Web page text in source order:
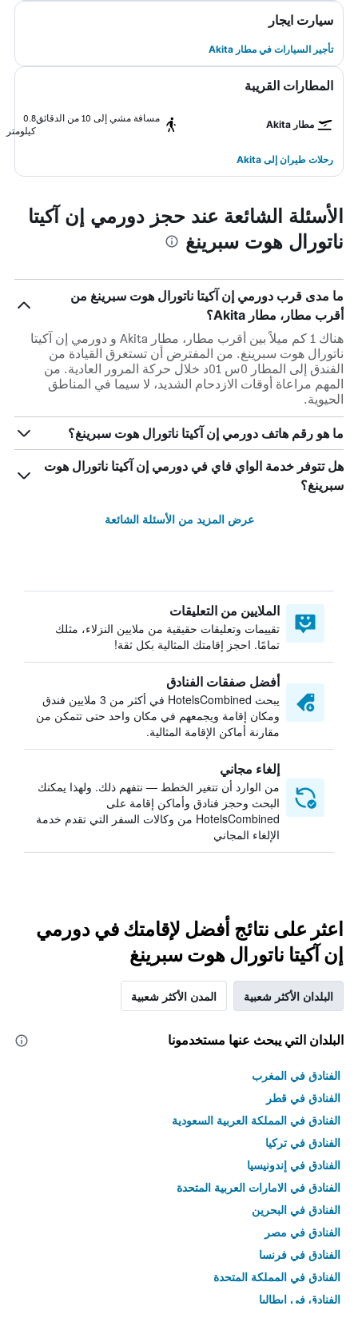
سيارت ايجار
تأجير السيارات في مطار Akita
المطارات القريبة
مطار Akita
مسافة مشي إلى 10 من الدقائق
0.8
كيلومتر
رحلات طيران إلى Akita
الأسئلة الشائعة عند حجز دورمي إن آكيتا
ناتورال هوت سبرينغ
ما مدى قرب دورمي إن آكيتا ناتورال هوت سبرينغ من
أقرب مطار، مطار Akita؟
هناك 1 كم ميلاً بين أقرب مطار، مطار Akita و دورمي إن آكيتا
ناتورال هوت سبرينغ. من المفترض أن تستغرق القيادة من
الفندق إلى المطار 0س 01د خلال حركة المرور العادية. من
المهم مراعاة أوقات الازدحام الشديد، لا سيما في المناطق
الحيوية.
ما هو رقم هاتف دورمي إن آكيتا ناتورال هوت سبرينغ؟
هل تتوفر خدمة الواي فاي في دورمي إن آكيتا ناتورال هوت
سبرينغ؟
عرض المزيد من الأسئلة الشائعة
الملايين من التعليقات
تقييمات وتعليقات حقيقية من ملايين النزلاء، مثلك
تمامًا. احجز إقامتك المثالية بكل ثقة!
أفضل صفقات الفنادق
يبحث HotelsCombined في أكثر من 3 ملايين فندق
ومكان إقامة ويجمعهم في مكان واحد حتى تتمكن من
مقارنة أماكن الإقامة المثالية.
إلغاء مجاني
من الوارد أن تتغير الخطط — نتفهم ذلك. ولهذا يمكنك
البحث وحجز فنادق وأماكن إقامة على
HotelsCombined من وكالات السفر التي تقدم خدمة
الإلغاء المجاني
اعثر على نتائج أفضل لإقامتك في دورمي
إن آكيتا ناتورال هوت سبرينغ
البلدان الأكثر شعبية المدن الأكثر شعبية
البلدان التي يبحث عنها مستخدمونا
الفنادق في المغرب
الفنادق في قطر
الفنادق في المملكة العربية السعودية
الفنادق في تركيا
الفنادق في إندونيسيا
الفنادق في الامارات العربية المتحدة
الفنادق في البحرين
الفنادق في مصر
الفنادق في فرنسا
الفنادق في المملكة المتحدة
الفنادق في إيطاليا